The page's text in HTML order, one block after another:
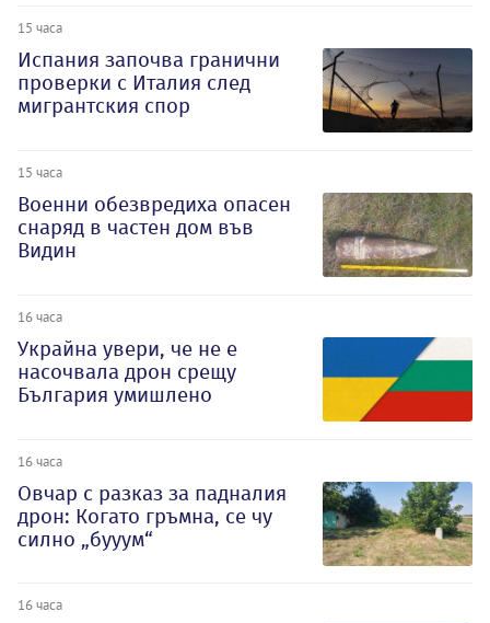
15 часа
Испания започва гранични
проверки с Италия след
мигрантския спор
15 часа
Военни обезвредиха опасен
снаряд в частен дом във
Видин
16 часа
Украйна увери, че не е
насочвала дрон срещу
България умишлено
16 часа
Овчар с разказ за падналия
дрон: Когато гръмна, се чу
силно „бууум“
16 часа